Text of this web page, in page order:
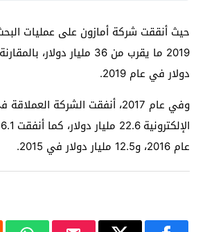
حيث أنققت شركة أمازون على عمليات
دولار في عام 2019.
وفي عام 2017، أنفقت الشركة
عام 2016، و12.5 مليار دولار في 2015.